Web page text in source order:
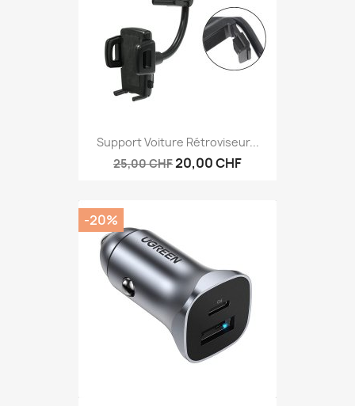
Support Voiture Rétroviseur...
25,00 CHF20,00 CHF
-20%